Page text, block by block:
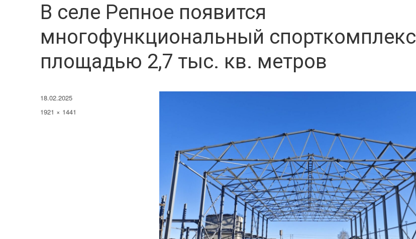
В селе Репное появится
многофункциональный спорткомплекс
площадью 2,7 тыс. кв. метров
Опубликовано
18.02.2025
Полный
1921 × 1441